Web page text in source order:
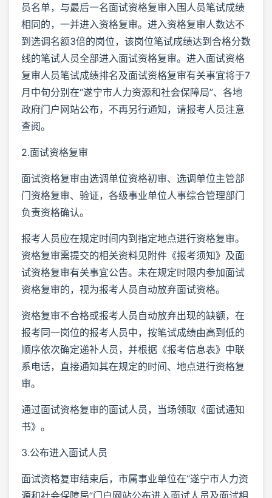
员名单，与最后一名面试资格复审入围人员笔试成绩
相同的，一并进入资格复审。进入资格复审人数达不
到选调名额3倍的岗位，该岗位笔试成绩达到合格分数
线的笔试人员全部进入面试资格复审。进入面试资格
复审人员笔试成绩排名及面试资格复审有关事宜将于7
月中旬分别在“遂宁市人力资源和社会保障局”、各地
政府门户网站公布，不再另行通知，请报考人员注意
查阅。
2.面试资格复审
面试资格复审由选调单位资格初审、选调单位主管部
门资格复审、验证，各级事业单位人事综合管理部门
负责资格确认。
报考人员应在规定时间内到指定地点进行资格复审。
资格复审需提交的相关资料见附件《报考须知》及面
试资格复审有关事宜公告。未在规定时限内参加面试
资格复审的，视为报考人员自动放弃面试资格。
资格复审不合格或报考人员自动放弃出现的缺额，在
报考同一岗位的报考人员中，按笔试成绩由高到低的
顺序依次确定递补人员，并根据《报考信息表》中联
系电话，直接通知其在规定的时间、地点进行资格复
审。
通过面试资格复审的面试人员，当场领取《面试通知
书》。
3.公布进入面试人员
面试资格复审结束后，市属事业单位在“遂宁市人力资
源和社会保障局”门户网站公布进入面试人员及面试相